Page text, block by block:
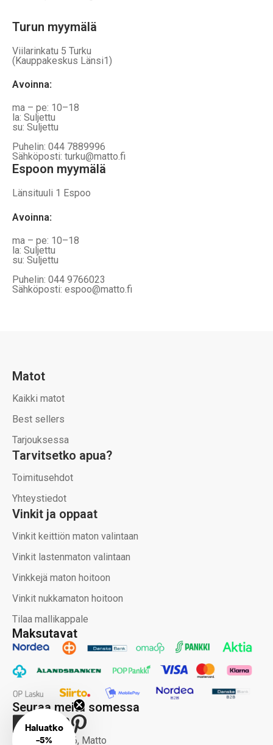
Turun myymälä
Viilarinkatu 5 Turku
(Kauppakeskus Länsi1)
Avoinna:
ma – pe: 10–18
la: Suljettu
su: Suljettu
Puhelin: 044 7889996
Sähköposti: turku@matto.fi
Espoon myymälä
Länsituuli 1 Espoo
Avoinna:
ma – pe: 10–18
la: Suljettu
su: Suljettu
Puhelin: 044 9766023
Sähköposti: espoo@matto.fi
Maksutavat
Seuraa meitä somessa
Copyright 2026, Matto
Matot
Kaikki matot
Best sellers
Tarjouksessa
Tarvitsetko apua?
Toimitusehdot
Yhteystiedot
Vinkit ja oppaat
Vinkit keittiön maton valintaan
Vinkit lastenmaton valintaan
Vinkkejä maton hoitoon
Vinkit nukkamaton hoitoon
Tilaa mallikappale
Haluatko
-5%